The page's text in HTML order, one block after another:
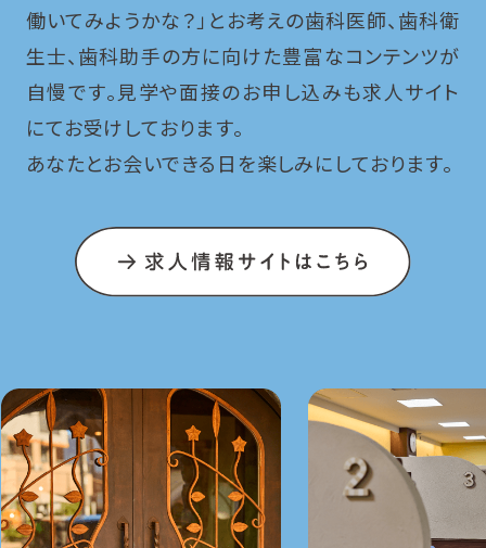
働いてみようかな？」とお考えの歯科医師、歯科衛
生士、歯科助手の方に向けた豊富なコンテンツが
自慢です。 見学や面接のお申し込みも求人サイト
にてお受けしております。
あなたとお会いできる日を楽しみにしております。